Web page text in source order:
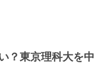
？東京理科大を中